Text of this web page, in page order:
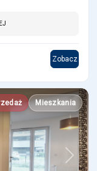
Zobacz
Mieszkania
Next